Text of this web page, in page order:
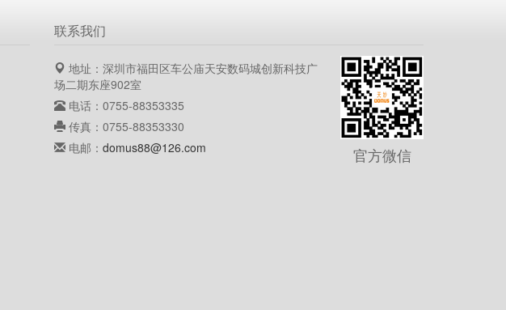
联系我们
地址：深圳市福田区车公庙天安数码城创新科技广
场二期东座902室
电话：0755-88353335
传真：0755-88353330
电邮： domus88@126.com 官方微信